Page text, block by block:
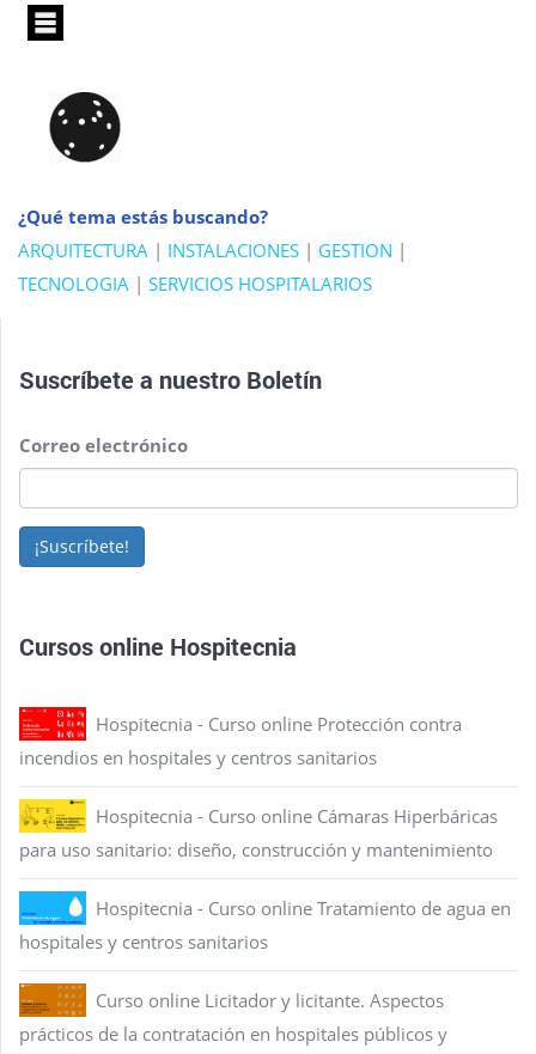
Pasar
principal
¿Qué tema estás buscando?
ARQUITECTURA | INSTALACIONES | GESTION |
TECNOLOGIA | SERVICIOS HOSPITALARIOS
Suscríbete a nuestro Boletín
Correo electrónico
¡Suscríbete!
Cursos online Hospitecnia
Hospitecnia - Curso online Protección contra
incendios en hospitales y centros sanitarios
Hospitecnia - Curso online Cámaras Hiperbáricas
para uso sanitario: diseño, construcción y mantenimiento
Hospitecnia - Curso online Tratamiento de agua en
hospitales y centros sanitarios
Curso online Licitador y licitante. Aspectos
prácticos de la contratación en hospitales públicos y